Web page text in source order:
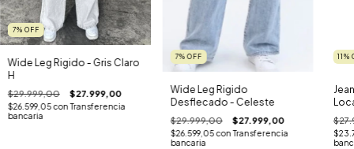
7% OFF
Wide Leg Rigido - Gris Claro
H
$29.999,00 $27.999,00
$26.599,05con Transferencia
bancaria
7%OFF
Wide Leg Rigido
Desflecado - Celeste
$29.999,00 $27.999,00
$26.599,05con Transferencia
bancaria
11%